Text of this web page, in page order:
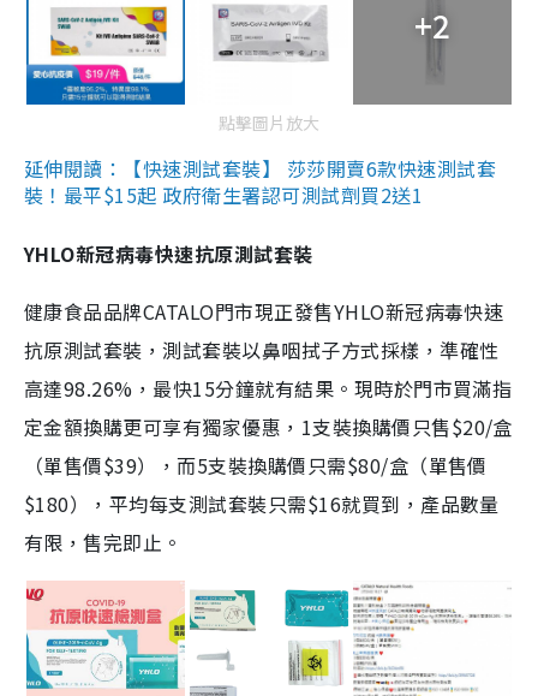
+2
點擊圖片放大
延伸閱讀：【快速測試套裝】 莎莎開賣6款快速測試套
裝！最平$15起 政府衛生署認可測試劑買2送1
YHLO新冠病毒快速抗原測試套裝
健康食品品牌CATALO門市現正發售YHLO新冠病毒快速
抗原測試套裝，測試套裝以鼻咽拭子方式採樣，準確性
高達98.26%，最快15分鐘就有結果。現時於門市買滿指
定金額換購更可享有獨家優惠，1支裝換購價只售$20/盒
（單售價$39），而5支裝換購價只需$80/盒（單售價
$180），平均每支測試套裝只需$16就買到，產品數量
有限，售完即止。